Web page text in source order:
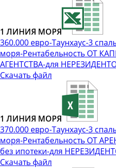
1 ЛИНИЯ МОРЯ
360.000 евро-Таунхаус-3
моря-Рентабельность ОТ
АГЕНТСТВА-для
Скачать файл
1 ЛИНИЯ МОРЯ
370.000 евро-Таунхаус-3
моря-Рентабельность ОТ
без ипотеки-для
Скачать файл